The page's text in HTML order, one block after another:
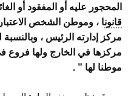
المحجور عليه أو المفقود أو
قانونا ، وموطن الشخص
مركز إدارته الرئيس ،
مركزها في الخارج ولها فروع
موطنا لها ” .